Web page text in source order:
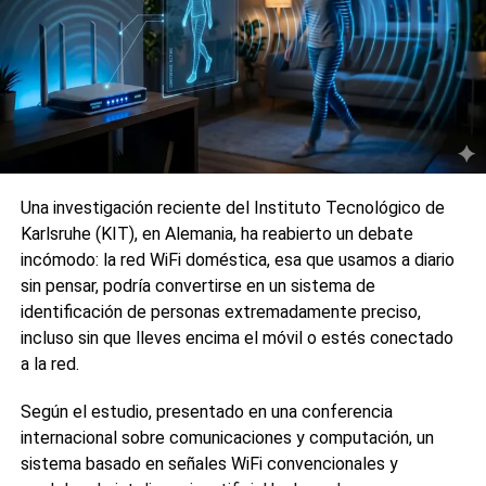
“aceite CBD”, “flores CBD” o “CBD legal España” siguen
aumentando año tras año.
¿Por qué está creciendo tanto el
CBD?
cannabidiol en España.
Uno de los principales es el cambio de percepción social
sobre el cáñamo industrial y sus derivados. Cada vez más
personas diferencian claramente entre THC y CBD,
entendiendo que el cannabidiol no tiene efectos
psicoactivos y que su comercialización está regulada bajo
También influye el crecimiento del sector wellness y del
interés por productos relacionados con el bienestar
Una investigación reciente del Instituto Tecnológico de
Karlsruhe (KIT), en Alemania, ha reabierto un debate
incómodo: la red WiFi doméstica, esa que usamos a diario
sin pensar, podría convertirse en un sistema de
identificación de personas extremadamente preciso,
incluso sin que lleves encima el móvil o estés conectado
a la red.
Según el estudio, presentado en una conferencia
internacional sobre comunicaciones y computación, un
sistema basado en señales WiFi convencionales y